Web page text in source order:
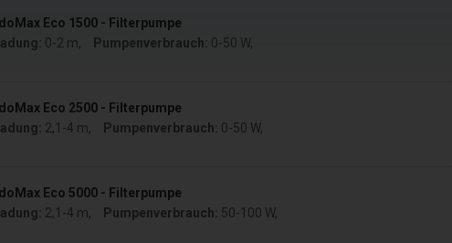
Eco 1500 - Filterpumpe
0-2 m, Pumpenverbrauch: 0-50 W,
Eco 2500 - Filterpumpe
2,1-4 m, Pumpenverbrauch: 0-50 W,
Eco 5000 - Filterpumpe
2,1-4 m, Pumpenverbrauch: 50-100 W,